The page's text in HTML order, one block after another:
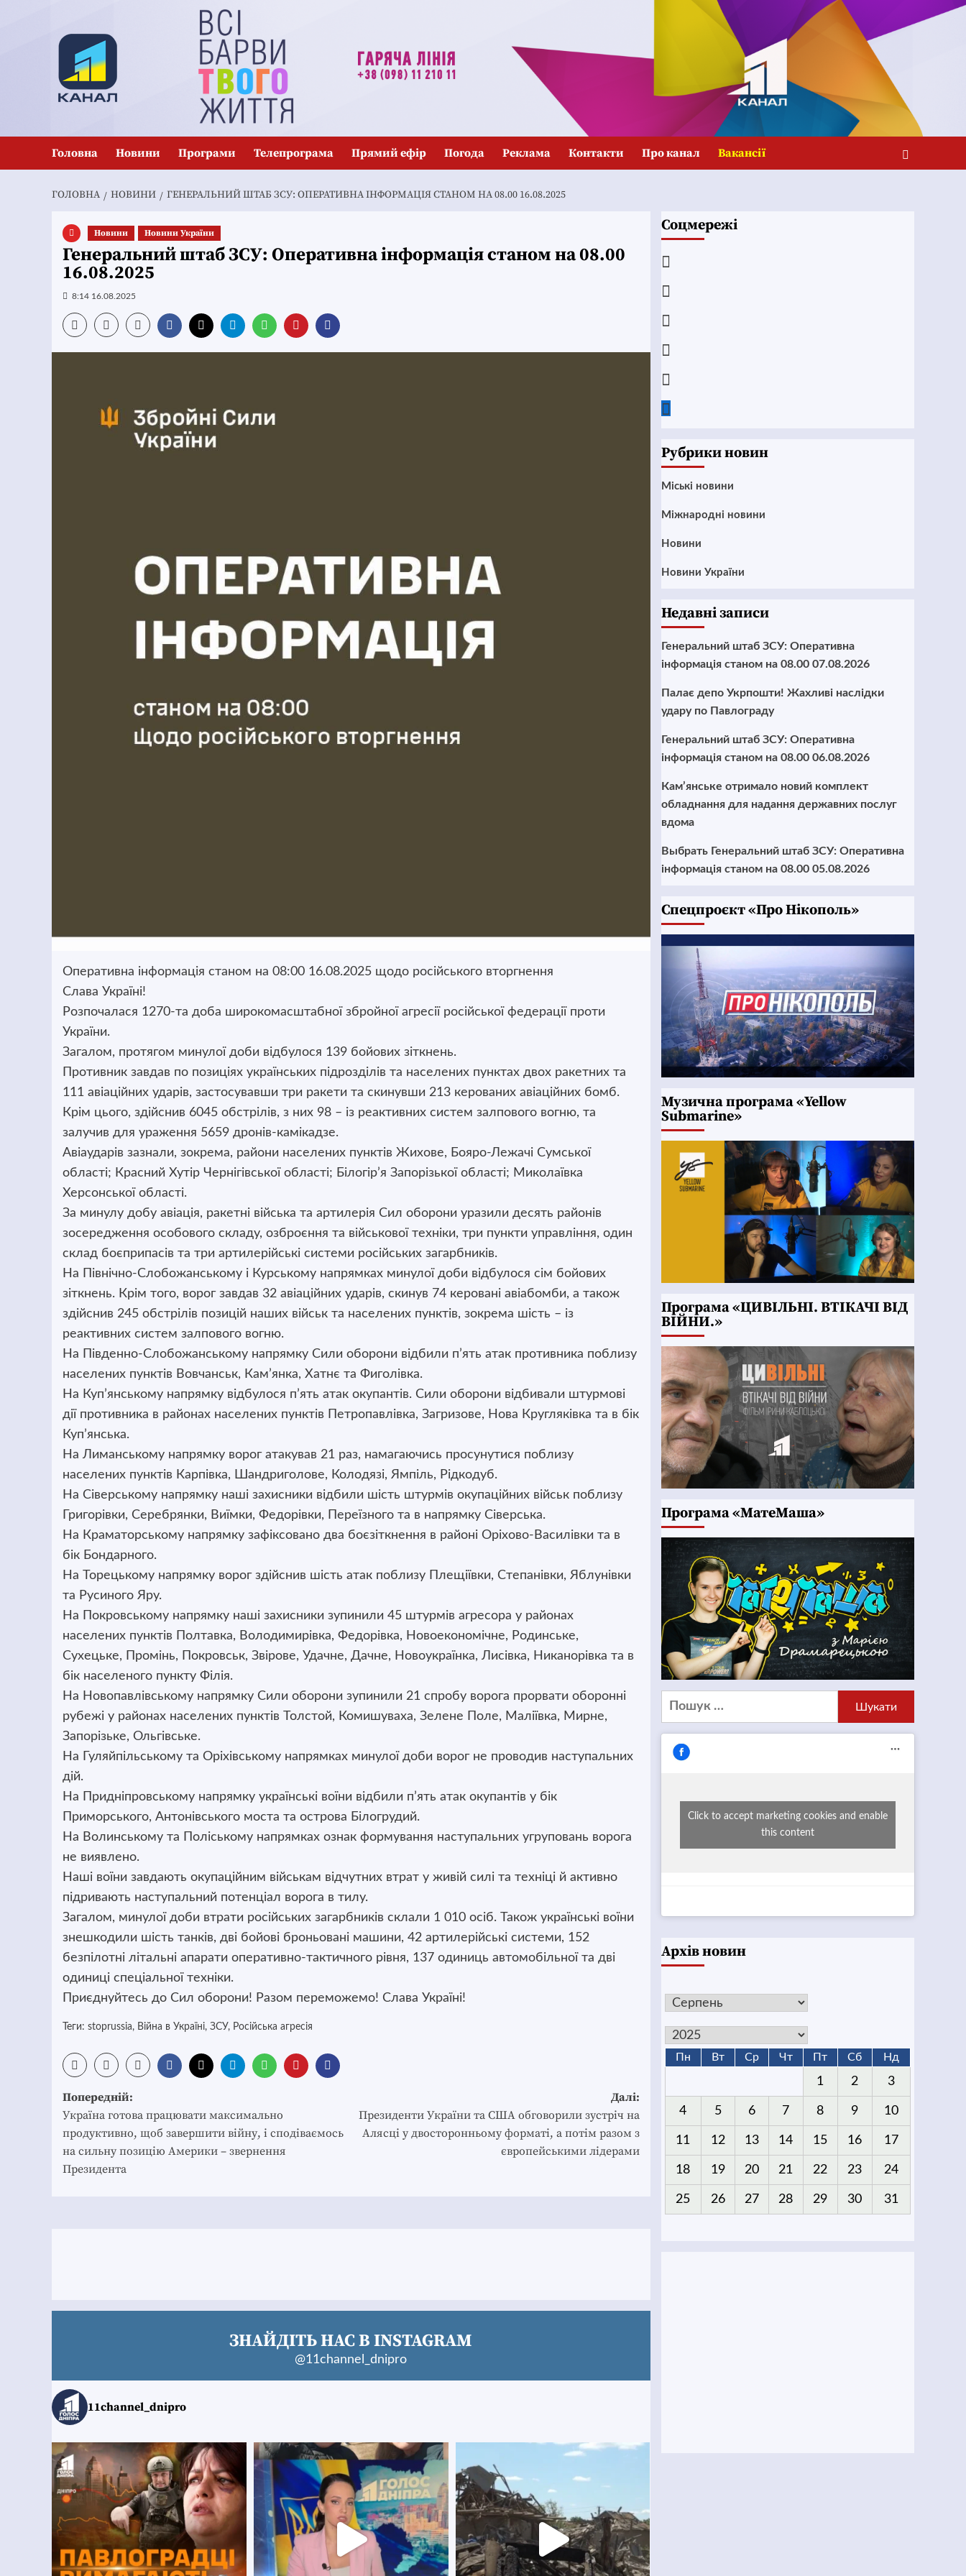
Головна Новини Програми Телепрограма Прямий ефір Погода Реклама Контакти Про канал Вакансії
ГОЛОВНА НОВИНИ ГЕНЕРАЛЬНИЙ ШТАБ ЗСУ: ОПЕРАТИВНА ІНФОРМАЦІЯ СТАНОМ НА 08.00 16.08.2025
Новини Новини України
Генеральний штаб ЗСУ: Оперативна інформація станом на 08.00
16.08.2025
8:14 16.08.2025
Оперативна інформація станом на 08:00 16.08.2025 щодо російського вторгнення
Слава Україні!
Розпочалася 1270-та доба широкомасштабної збройної агресії російської федерації проти
України.
Загалом, протягом минулої доби відбулося 139 бойових зіткнень.
Противник завдав по позиціях українських підрозділів та населених пунктах двох ракетних та
111 авіаційних ударів, застосувавши три ракети та скинувши 213 керованих авіаційних бомб.
Крім цього, здійснив 6045 обстрілів, з них 98 – із реактивних систем залпового вогню, та
залучив для ураження 5659 дронів-камікадзе.
Авіаударів зазнали, зокрема, райони населених пунктів Жихове, Бояро-Лежачі Сумської
області; Красний Хутір Чернігівської області; Білогір’я Запорізької області; Миколаївка
Херсонської області.
За минулу добу авіація, ракетні війська та артилерія Сил оборони уразили десять районів
зосередження особового складу, озброєння та військової техніки, три пункти управління, один
склад боєприпасів та три артилерійські системи російських загарбників.
На Північно-Слобожанському і Курському напрямках минулої доби відбулося сім бойових
зіткнень. Крім того, ворог завдав 32 авіаційних ударів, скинув 74 керовані авіабомби, а також
здійснив 245 обстрілів позицій наших військ та населених пунктів, зокрема шість – із
реактивних систем залпового вогню.
На Південно-Слобожанському напрямку Сили оборони відбили п’ять атак противника поблизу
населених пунктів Вовчанськ, Кам’янка, Хатнє та Фиголівка.
На Куп’янському напрямку відбулося п’ять атак окупантів. Сили оборони відбивали штурмові
дії противника в районах населених пунктів Петропавлівка, Загризове, Нова Кругляківка та в бік
Куп’янська.
На Лиманському напрямку ворог атакував 21 раз, намагаючись просунутися поблизу
населених пунктів Карпівка, Шандриголове, Колодязі, Ямпіль, Рідкодуб.
На Сіверському напрямку наші захисники відбили шість штурмів окупаційних військ поблизу
Григорівки, Серебрянки, Виїмки, Федорівки, Переїзного та в напрямку Сіверська.
На Краматорському напрямку зафіксовано два боєзіткнення в районі Оріхово-Василівки та в
бік Бондарного.
На Торецькому напрямку ворог здійснив шість атак поблизу Плещіївки, Степанівки, Яблунівки
та Русиного Яру.
На Покровському напрямку наші захисники зупинили 45 штурмів агресора у районах
населених пунктів Полтавка, Володимирівка, Федорівка, Новоекономічне, Родинське,
Сухецьке, Промінь, Покровськ, Звірове, Удачне, Дачне, Новоукраїнка, Лисівка, Никанорівка та в
бік населеного пункту Філія.
На Новопавлівському напрямку Сили оборони зупинили 21 спробу ворога прорвати оборонні
рубежі у районах населених пунктів Толстой, Комишуваха, Зелене Поле, Маліївка, Мирне,
Запорізьке, Ольгівське.
На Гуляйпільському та Оріхівському напрямках минулої доби ворог не проводив наступальних
дій.
На Придніпровському напрямку українські воїни відбили п’ять атак окупантів у бік
Приморського, Антонівського моста та острова Білогрудий.
На Волинському та Поліському напрямках ознак формування наступальних угруповань ворога
не виявлено.
Наші воїни завдають окупаційним військам відчутних втрат у живій силі та техніці й активно
підривають наступальний потенціал ворога в тилу.
Загалом, минулої доби втрати російських загарбників склали 1 010 осіб. Також українські воїни
знешкодили шість танків, дві бойові броньовані машини, 42 артилерійські системи, 152
безпілотні літальні апарати оперативно-тактичного рівня, 137 одиниць автомобільної та дві
одиниці спеціальної техніки.
Приєднуйтесь до Сил оборони! Разом переможемо! Слава Україні!
Теги: stoprussia, Війна в Україні, ЗСУ, Російська агресія
Post
navigation
Попередній:
Україна готова працювати максимально
продуктивно, щоб завершити війну, і сподіваємось
на сильну позицію Америки – звернення
Президента
Далі:
Президенти України та США обговорили зустріч на
Алясці у двосторонньому форматі, а потім разом з
європейськими лідерами
ЗНАЙДІТЬ НАС В INSTAGRAM
@11channel_dnipro
11channel_dnipro
Соцмережі
Рубрики новин
Mіські новини
Міжнародні новини
Новини
Новини України
Недавні записи
Генеральний штаб ЗСУ: Оперативна
інформація станом на 08.00 07.08.2026
Палає депо Укрпошти! Жахливі наслідки
удару по Павлограду
Генеральний штаб ЗСУ: Оперативна
інформація станом на 08.00 06.08.2026
Кам’янське отримало новий комплект
обладнання для надання державних послуг
вдома
Выбрать Генеральний штаб ЗСУ: Оперативна
інформація станом на 08.00 05.08.2026
Cпецпроєкт «Про Нікополь»
Музична програма «Yellow
Submarine»
Програма «ЦИВІЛЬНІ. ВТІКАЧІ ВІД
ВІЙНИ.»
Програма «МатеМаша»
Пошук:
Click to accept marketing cookies and enable
this content
Архів новин
Пн Вт Ср Чт Пт Сб Нд
1 2 3
4 5 6 7 8 9 10
11 12 13 14 15 16 17
18 19 20 21 22 23 24
25 26 27 28 29 30 31